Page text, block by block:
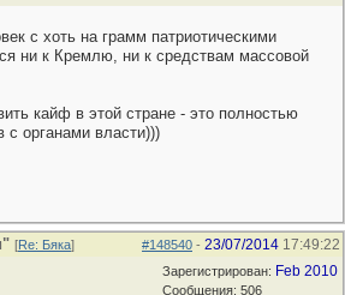
с хоть на грамм патриотическими
ни к Кремлю, ни к средствам массовой
кайф в этой стране - это полностью
с органами власти)))
#148540 - 23/07/2014 17:49:22
[Re: Бяка]
Зарегистрирован: Feb 2010
Сообщения: 506